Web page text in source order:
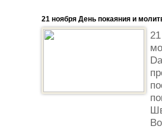
21 ноября День покаяния и